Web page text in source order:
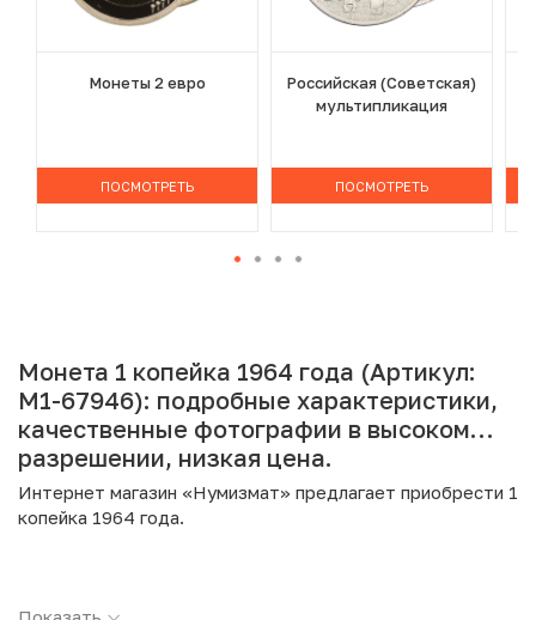
Монеты 2 евро
ПОСМОТРЕТЬ
Российская (Советская)
мультипликация
ПОСМОТРЕТЬ
Монета 1 копейка 1964 года (Артикул:
M1-67946): подробные характеристики,
качественные фотографии в высоком
разрешении, низкая цена.
Интернет магазин «Нумизмат» предлагает приобрести 1
копейка 1964 года.